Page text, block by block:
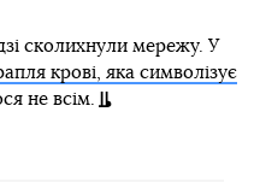
сколихнули мережу. У
крові, яка символізує
не всім.